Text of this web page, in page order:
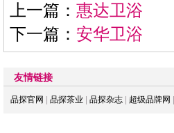
上一篇： 惠达卫浴
下一篇： 安华卫浴
友情链接
品探官网 品探茶业 品探杂志 超级品牌网